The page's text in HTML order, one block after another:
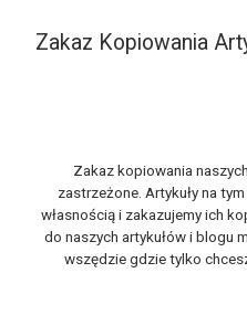
Zakaz Kopiowania
Zakaz kopiowania
zastrzeżone. Artykuły na
własnością i zakazujemy ich
do naszych artykułów i blogu
wszędzie gdzie tylko